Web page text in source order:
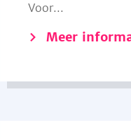
Voor...
Meer